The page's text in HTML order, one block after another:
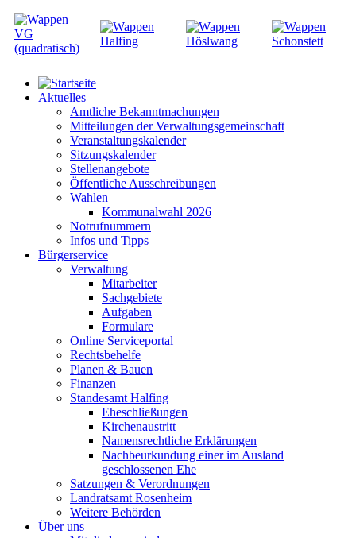
Aktuelles
Amtliche Bekanntmachungen
Mitteilungen der Verwaltungsgemeinschaft
Veranstaltungskalender
Sitzungskalender
Stellenangebote
Öffentliche Ausschreibungen
Wahlen
Kommunalwahl 2026
Notrufnummern
Infos und Tipps
Bürgerservice
Verwaltung
Mitarbeiter
Sachgebiete
Aufgaben
Formulare
Online Serviceportal
Rechtsbehelfe
Planen & Bauen
Finanzen
Standesamt Halfing
Eheschließungen
Kirchenaustritt
Namensrechtliche Erklärungen
Nachbeurkundung einer im Ausland
geschlossenen Ehe
Satzungen & Verordnungen
Landratsamt Rosenheim
Weitere Behörden
Über uns